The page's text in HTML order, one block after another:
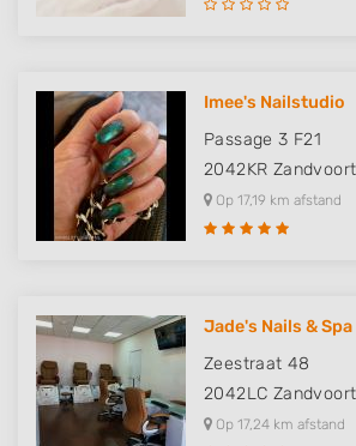
Imee's Nailstudio
Passage 3 F21
2042KR Zandvoort
Op 17,19 km afstand
Jade's Nails & Spa
Zeestraat 48
2042LC Zandvoort
Op 17,24 km afstand